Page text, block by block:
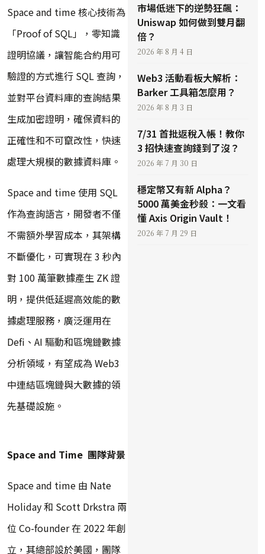
Space and time 核心技術為
「Proof of SQL」，零知識
證明協議，讓智能合約用可
驗證的方式進行 SQL 查詢，
並對平台資料庫的查詢結果
生成加密證明，確保資料的
正確性和不可竄改性，快速
處理大規模的數據資料庫。
Space and time 使用 SQL
作為查詢語言，開發者不僅
不需額外學習成本，其架構
不斷優化，可實現在 3 秒內
對 100 萬筆數據產生 ZK 證
明，提供低延遲高效能的數
據處理服務，廣泛運用在
Defi、AI 驅動和區塊鏈數據
分析領域，有望成為 Web3
中連結區塊鏈與大數據的領
先基礎設施。
Space and Time 團隊背景
Space and time 由 Nate
Holiday 和 Scott Drkstra 兩
位 Co-founder 在 2022 年創
立，其總部設於美國，團隊
市場低迷下的逆勢狂飆：
Uniswap 如何做到雙月翻
倍？
2026 年 8 月 4 日
Web3 活動看板大解析：
Barker 工具箱怎麼用？
2026 年 8 月 3 日
7/31 首批返稅入帳！教你
3 招快速查詢錢到了沒？
2026 年 7 月 30 日
穩定幣又有新 Alpha？
5000 萬美金秒殺：一文看
懂 Axis Origin Vault！
2026 年 7 月 29 日